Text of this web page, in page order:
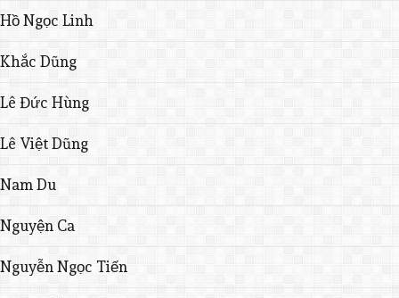
Hồ Ngọc Linh
Khắc Dũng
Lê Đức Hùng
Lê Việt Dũng
Nam Du
Nguyện Ca
Nguyễn Ngọc Tiến